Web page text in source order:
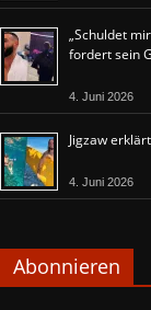
„Schuldet
fordert sein
4. Juni 2026
Jigzaw
4. Juni 2026
Abonnieren